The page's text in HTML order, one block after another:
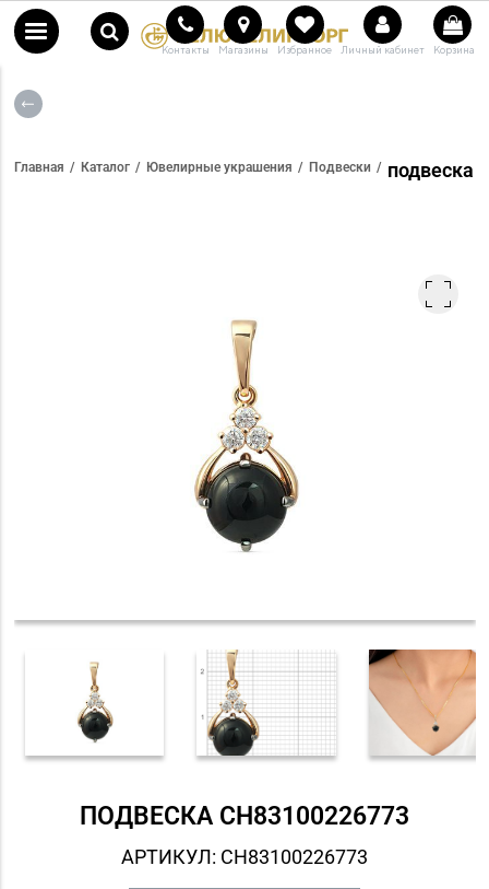
Контакты Магазины Избранное Личный кабинет Корзина
Главная Каталог Ювелирные украшения Подвески подвеска
ПОДВЕСКА СH83100226773
АРТИКУЛ: СH83100226773